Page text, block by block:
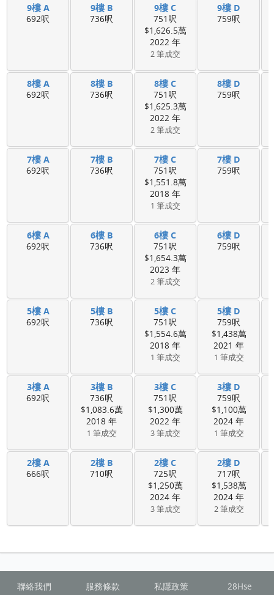
9樓 A
692呎
9樓 B
736呎
9樓 C
751呎
$1,626.5萬
2022 年
2 筆成交
9樓 D
759呎
8樓 A
692呎
8樓 B
736呎
8樓 C
751呎
$1,625.3萬
2022 年
2 筆成交
8樓 D
759呎
7樓 A
692呎
7樓 B
736呎
7樓 C
751呎
$1,551.8萬
2018 年
1 筆成交
7樓 D
759呎
6樓 A
692呎
6樓 B
736呎
6樓 C
751呎
$1,654.3萬
2023 年
2 筆成交
6樓 D
759呎
5樓 A
692呎
5樓 B
736呎
5樓 C
751呎
$1,554.6萬
2018 年
1 筆成交
5樓 D
759呎
$1,438萬
2021 年
1 筆成交
3樓 A
692呎
3樓 B
736呎
$1,083.6萬
2018 年
1 筆成交
3樓 C
751呎
$1,300萬
2022 年
3 筆成交
3樓 D
759呎
$1,100萬
2024 年
1 筆成交
2樓 A
666呎
2樓 B
710呎
2樓 C
725呎
$1,250萬
2024 年
3 筆成交
2樓 D
717呎
$1,538萬
2024 年
2 筆成交
聯絡我們 服務條款 私隱政策 28Hse